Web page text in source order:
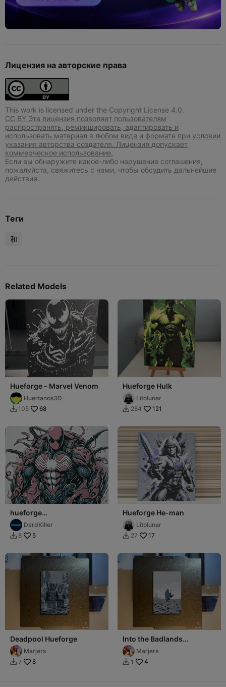
Лицензия на авторские права
This work is licensed under the Copyright License 4.0.
CC BY Эта лицензия позволяет пользователям
распространять, ремикшировать, адаптировать и
использовать материал в любом виде и формате при условии
указания авторства создателя. Лицензия допускает
коммерческое использование.
Если вы обнаружите какое-либо нарушение соглашения,
пожалуйста, свяжитесь с нами, чтобы обсудить дальнейшие
действия.
Теги
和
Related Models
Hueforge - Marvel Venom
Huertanos3D
 105 68
Hueforge Hulk
Litolunar
 284 121
hueforge
spidermanvenomiser
DardKiller
 8 5
Hueforge He-man
Litolunar
 27 17
Deadpool Hueforge
Marjers
 7 8
Into the Badlands
Hueforge
Marjers
 1 4